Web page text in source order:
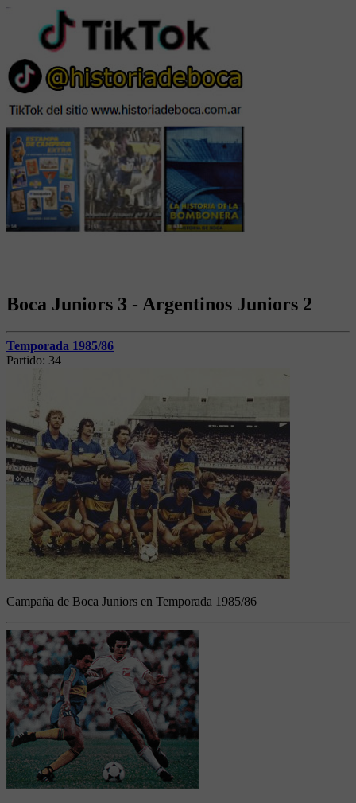
Boca Juniors 3 - Argentinos Juniors 2
Temporada 1985/86
Partido: 34
Campaña de Boca Juniors en Temporada 1985/86